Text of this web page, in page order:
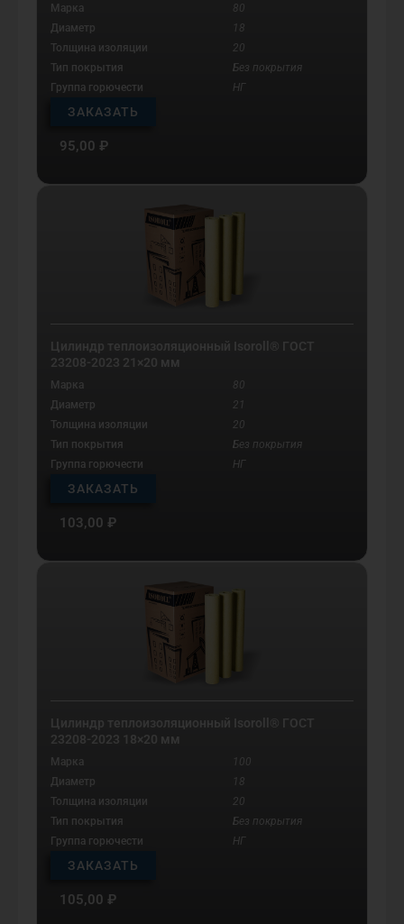
Марка
80
Диаметр
18
Толщина изоляции
20
Тип покрытия
Без покрытия
Группа горючести
НГ
ЗАКАЗАТЬ
95,00 ₽
Цилиндр теплоизоляционный Isoroll® ГОСТ
23208-2023 21×20 мм
Марка
80
Диаметр
21
Толщина изоляции
20
Тип покрытия
Без покрытия
Группа горючести
НГ
ЗАКАЗАТЬ
103,00 ₽
Цилиндр теплоизоляционный Isoroll® ГОСТ
23208-2023 18×20 мм
Марка
100
Диаметр
18
Толщина изоляции
20
Тип покрытия
Без покрытия
Группа горючести
НГ
ЗАКАЗАТЬ
105,00 ₽